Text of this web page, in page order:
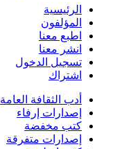
الرئيسية
المؤلفون
اطبع معنا
انشر معنا
تسجيل الدخول
اشتراك
أدب الثقافة العامة
إصدارات إرفاء
كتب مخفضة
إصدارات متفرقة